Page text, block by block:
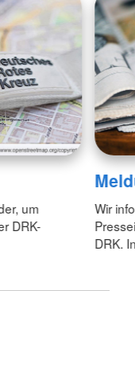
um
DRK-
Wir
DRK.